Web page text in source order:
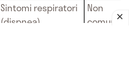
Sintomi respiratori
(dispnea)
Non
comune